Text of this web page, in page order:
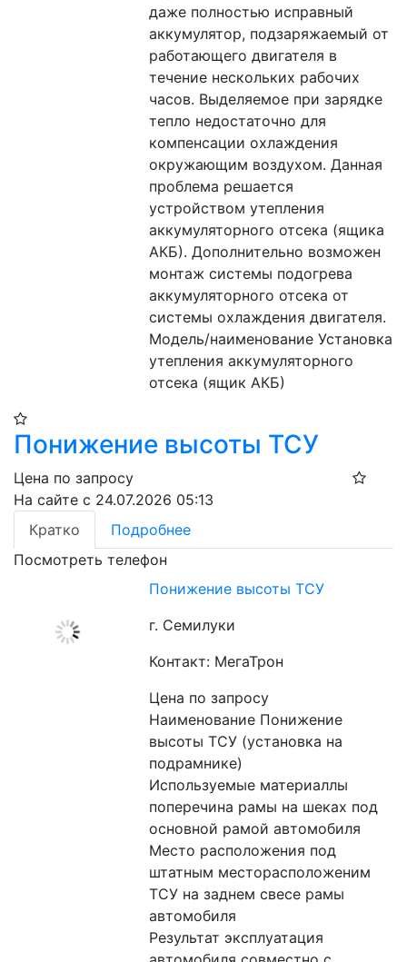
даже полностью исправный
аккумулятор, подзаряжаемый от
работающего двигателя в
течение нескольких рабочих
часов. Выделяемое при зарядке
тепло недостаточно для
компенсации охлаждения
окружающим воздухом. Данная
проблема решается
устройством утепления
аккумуляторного отсека (ящика
АКБ). Дополнительно возможен
монтаж системы подогрева
аккумуляторного отсека от
системы охлаждения двигателя.
Модель/наименование Установка
утепления аккумуляторного
отсека (ящик АКБ)
Понижение высоты ТСУ
Цена по запросу
На сайте с 24.07.2026 05:13
Кратко
Подробнее
Посмотреть телефон
Понижение высоты ТСУ
г. Семилуки
Контакт: МегаТрон
Цена по запросу
Наименование Понижение
высоты ТСУ (установка на
подрамнике)
Используемые материаллы
поперечина рамы на шеках под
основной рамой автомобиля
Место расположения под
штатным месторасположеним
ТСУ на заднем свесе рамы
автомобиля
Результат эксплуатация